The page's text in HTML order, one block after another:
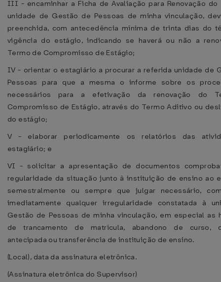
III - encaminhar a Ficha de Avaliação para Renovação do
unidade de Gestão de Pessoas de minha vinculação,
preenchida, com antecedência mínima de trinta dias do
vigência do estágio, indicando se haverá ou não a
Termo de Compromisso de Estágio;
IV - orientar o estagiário a procurar a referida unidade de
Pessoas para que a mesma o informe sobre os
necessários para a efetivação da renovação do
Compromisso de Estágio, através do Termo Aditivo ou
do estágio;
V - elaborar periodicamente os relatórios das
estagiário; e
VI - solicitar a apresentação de documentos
regularidade da situação junto à instituição de ensino ao
semestralmente ou sempre que julgar necessário,
imediatamente qualquer irregularidade constatada à
Gestão de Pessoas de minha vinculação, em especial as
de trancamento de matrícula, abandono de curso,
antecipada ou transferência de instituição de ensino.
(Local), data da assinatura eletrônica.
(Assinatura eletrônica do Supervisor)